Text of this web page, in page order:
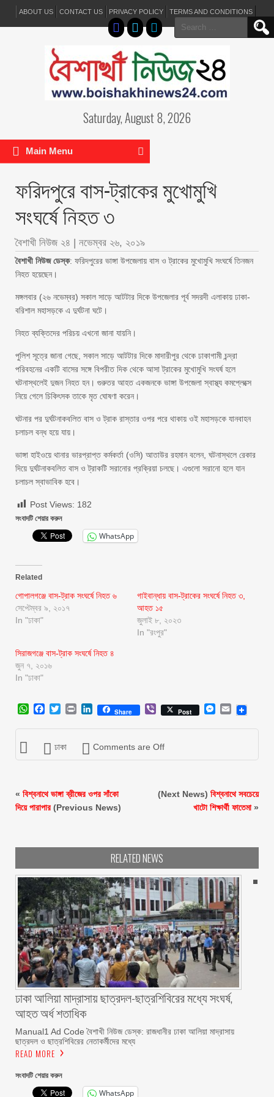
ABOUT US CONTACT US PRIVACY POLICY TERMS AND CONDITIONS
Search
for:
Saturday, August 8, 2026
Main Menu
ফরিদপুরে বাস-ট্রাকের মুখোমুখি
সংঘর্ষে নিহত ৩
বৈশাখী নিউজ ২৪ | নভেম্বর ২৬, ২০১৯
বৈশাখী নিউজ ডেস্ক: ফরিদপুরের ভাঙ্গা উপজেলায় বাস ও ট্রাকের মুখোমুখি সংঘর্ষে তিনজন
নিহত হয়েছেন।
মঙ্গলবার (২৬ নভেম্বর) সকাল সাড়ে আটটার দিকে উপজেলার পূর্ব সদরদী এলাকায় ঢাকা-
বরিশাল মহাসড়কে এ দুর্ঘটনা ঘটে।
নিহত ব্যক্তিদের পরিচয় এখনো জানা যায়নি।
পুলিশ সূত্রে জানা গেছে, সকাল সাড়ে আটটার দিকে মাদারীপুর থেকে ঢাকাগামী চন্দ্রা
পরিবহনের একটি বাসের সঙ্গে বিপরীত দিক থেকে আসা ট্রাকের মুখোমুখি সংঘর্ষ হলে
ঘটনাস্থলেই দুজন নিহত হন। গুরুতর আহত একজনকে ভাঙ্গা উপজেলা স্বাস্থ্য কমপ্লেক্সে
নিয়ে গেলে চিকিৎসক তাকে মৃত ঘোষণা করেন।
ঘটনার পর দুর্ঘটনাকবলিত বাস ও ট্রাক রাস্তার ওপর পরে থাকায় ওই মহাসড়কে যানবাহন
চলাচল বন্ধ হয়ে যায়।
ভাঙ্গা হাইওয়ে থানার ভারপ্রাপ্ত কর্মকর্তা (ওসি) আতাউর রহমান বলেন, ঘটনাস্থলে রেকার
দিয়ে দুর্ঘটনাকবলিত বাস ও ট্রাকটি সরানোর প্রক্রিয়া চলছে। এগুলো সরানো হলে যান
চলাচল স্বাভাবিক হবে।
Post Views: 182
সংবাদটি শেয়ার করুন
WhatsApp
Related
গোপালগঞ্জে বাস-ট্রাক সংঘর্ষে নিহত ৬
সেপ্টেম্বর ৯, ২০১৭
In "ঢাকা"
গাইবান্ধায় বাস-ট্রাকের সংঘর্ষে নিহত ৩,
আহত ১৫
জুলাই ৮, ২০২৩
In "রংপুর"
সিরাজগঞ্জে বাস-ট্রাক সংঘর্ষে নিহত ৪
জুন ৭, ২০১৬
In "ঢাকা"
WhatsApp
Facebook
Twitter
Print LinkedIn
Share ViberPost Messenger
Email
ঢাকা Comments are Off
« বিশ্বনাথে ভাঙ্গা ব্রীজের ওপর সাঁকো
দিয়ে পারাপার(Previous News)
(Next News) বিশ্বনাথে সবচেয়ে
খাটো শিক্ষার্থী ফাতেমা»
RELATED NEWS
ঢাকা আলিয়া মাদ্রাসায় ছাত্রদল-ছাত্রশিবিরের মধ্যে সংঘর্ষ,
আহত অর্ধ শতাধিক
Manual1 Ad Code বৈশাখী নিউজ ডেস্ক: রাজধানীর ঢাকা আলিয়া মাদ্রাসায়
ছাত্রদল ও ছাত্রশিবিরের নেতাকর্মীদের মধ্যে
READ MORE
সংবাদটি শেয়ার করুন
WhatsApp